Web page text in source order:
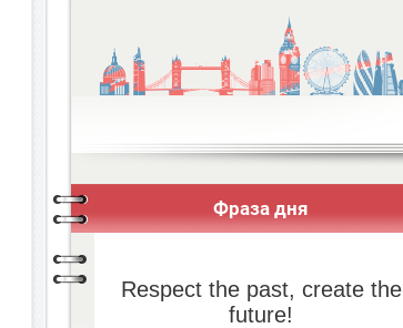
Фраза дня
Respect the past, create the
future!